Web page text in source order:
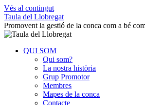
Vés al contingut
Taula del Llobregat
Promovent la gestió de la conca com a bé
QUI SOM
Qui som?
La nostra història
Grup Promotor
Membres
Mapes de la conca
Contacte